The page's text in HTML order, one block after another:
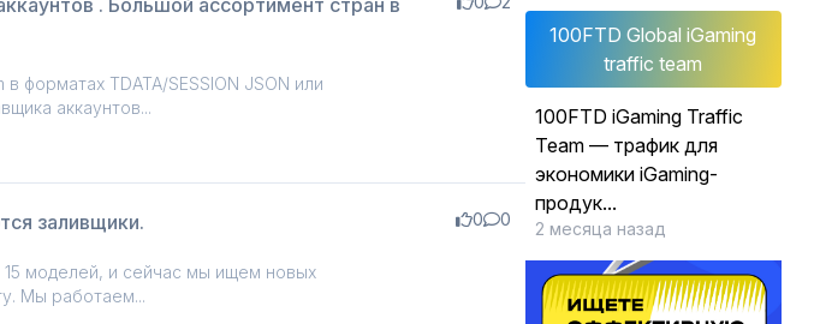
форматах TDATA/SESSION JSON или
аккаунтов...
заливщики.
моделей, и сейчас мы ищем новых
Мы работаем...
0 0
100FTD Global iGaming
traffic team
100FTD iGaming Traffic
Team — трафик для
экономики iGaming-
продук...
2 месяца назад